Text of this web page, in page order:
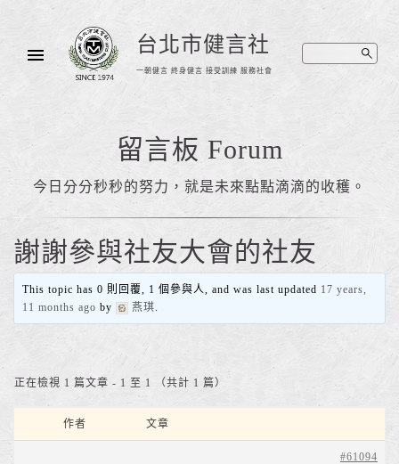
台北市健言社
一朝健言 終身健言 接受訓練 服務社會
留言板 Forum
今日分分秒秒的努力，就是未來點點滴滴的收穫。
謝謝參與社友大會的社友
This topic has 0 則回覆, 1 個參與人, and was last updated 17 years,
11 months ago by 燕琪.
正在檢視 1 篇文章 - 1 至 1 （共計 1 篇）
作者 文章
#61094